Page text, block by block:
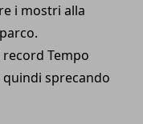
i mostri alla
Tempo
sprecando